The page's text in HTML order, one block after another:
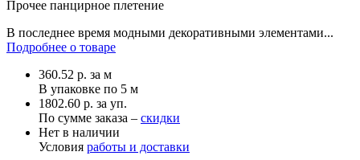
Прочее панцирное плетение
В последнее время модными декоративными элементами...
Подробнее о товаре
360.52 р. за м
В упаковке по 5 м
1802.60 р. за уп.
По сумме заказа – скидки
Нет в наличии
Условия работы и доставки